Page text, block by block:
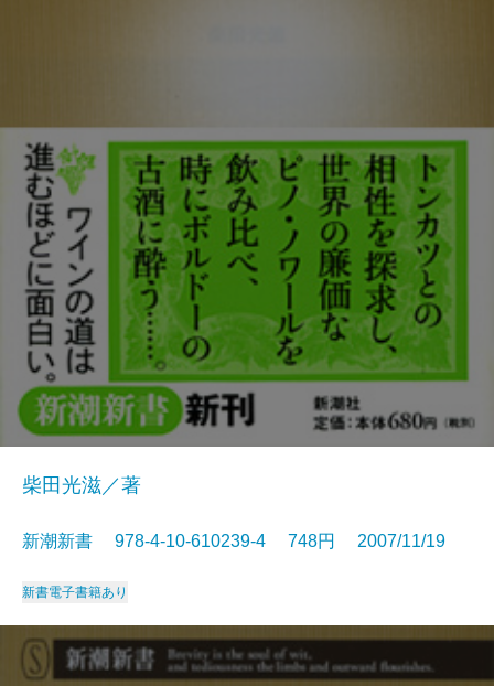
柴田光滋／著
新潮新書 978-4-10-610239-4 748円 2007/11/19
新書電子書籍あり